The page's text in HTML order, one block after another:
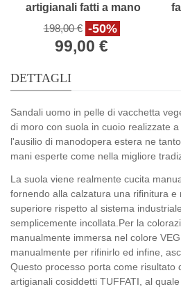
artigianali fatti a mano
in Italia
198,00 € -50%
99,00 €
DETTAGLI
Sandali uomo in pelle di vacchetta
di moro con suola in cuoio realizzate
l'ausilio di manodopera estera ne
mani esperte come nella migliore
La suola viene realmente cucita
fornendo alla calzatura una rifinitura e
superiore rispetto al sistema
semplicemente incollata.Per la
manualmente immersa nel colore
manualmente per rifinirlo ed infine,
Questo processo porta come risultato
artigianali cosiddetti TUFFATI, al